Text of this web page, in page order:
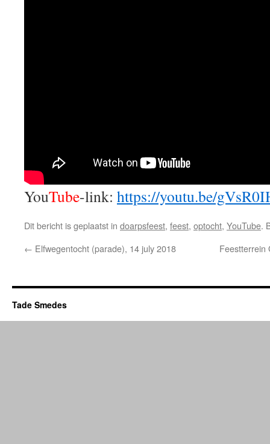
YouTube-link: https://youtu.be/
Dit bericht is geplaatst in doarpsfeest, feest, optocht, YouTube.
← Elfwegentocht (parade), 14 july 2018 Feestterrein
Tade Smedes